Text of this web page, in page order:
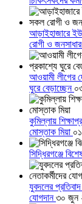
আড়াইহাজারে
রোগী ও
আওয়ামী লীগের
ঘুরে বেড়াচ্ছেন
কুমিল্লায়
মোস্তাক মিয়া
সিদ্ধিরগঞ্জে
যুবদলের
যোগদান৩০ জুন